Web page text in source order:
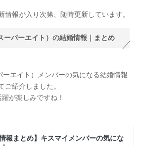
報が入り次第、随時更新しています。
ーパーエイト）の結婚情報｜まとめ
ーエイト）メンバーの気になる結婚情報
ご紹介しました。
が楽しみですね！